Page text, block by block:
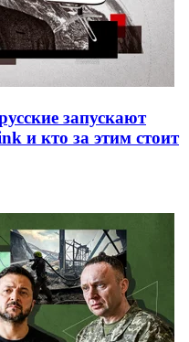
запускают
и кто за этим стоит